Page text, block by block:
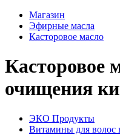
Магазин
Эфирные масла
Касторовое масло
Касторовое
очищения
ЭКО Продукты
Витамины для волос